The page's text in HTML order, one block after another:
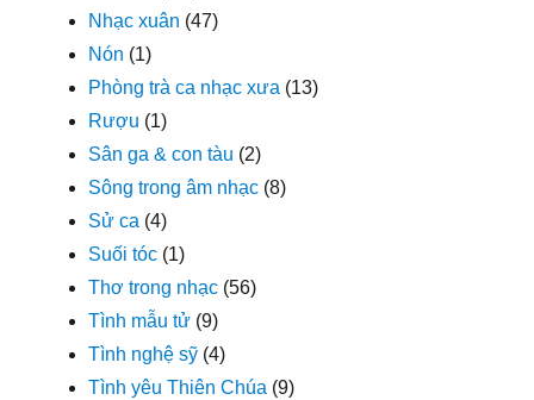
Nhạc xuân (47)
Nón (1)
Phòng trà ca nhạc xưa (13)
Rượu (1)
Sân ga & con tàu (2)
Sông trong âm nhạc (8)
Sử ca (4)
Suối tóc (1)
Thơ trong nhạc (56)
Tình mẫu tử (9)
Tình nghệ sỹ (4)
Tình yêu Thiên Chúa (9)